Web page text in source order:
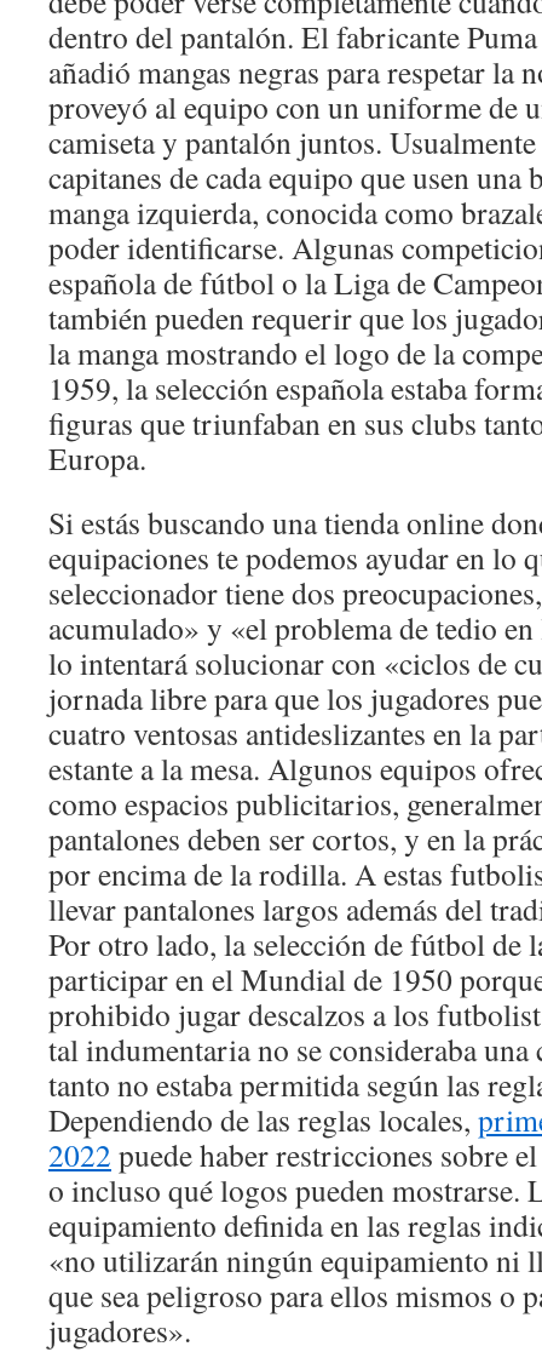
dentro del pantalón. El fabricante
añadió mangas negras para respetar la
proveyó al equipo con un uniforme de
camiseta y pantalón juntos.
capitanes de cada equipo que usen una
manga izquierda, conocida como
poder identificarse. Algunas
española de fútbol o la Liga de
también pueden requerir que los
la manga mostrando el logo de la
1959, la selección española estaba
figuras que triunfaban en sus clubs
Europa.
Si estás buscando una tienda online
equipaciones te podemos ayudar en lo
seleccionador tiene dos
acumulado» y «el problema de tedio
lo intentará solucionar con «ciclos de
jornada libre para que los jugadores
cuatro ventosas antideslizantes en la
estante a la mesa. Algunos equipos
como espacios publicitarios,
pantalones deben ser cortos, y en la
por encima de la rodilla. A estas
llevar pantalones largos además del
Por otro lado, la selección de fútbol de
participar en el Mundial de 1950
prohibido jugar descalzos a los
tal indumentaria no se consideraba
tanto no estaba permitida según las
Dependiendo de las reglas locales,
2022 puede haber restricciones sobre
o incluso qué logos pueden mostrarse.
equipamiento definida en las reglas
«no utilizarán ningún equipamiento ni
que sea peligroso para ellos mismos o
jugadores».